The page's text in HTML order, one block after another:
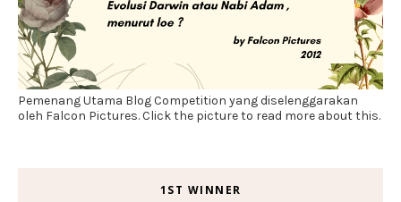
Pemenang Utama Blog Competition yang diselenggarakan
oleh Falcon Pictures. Click the picture to read more about this.
1ST WINNER